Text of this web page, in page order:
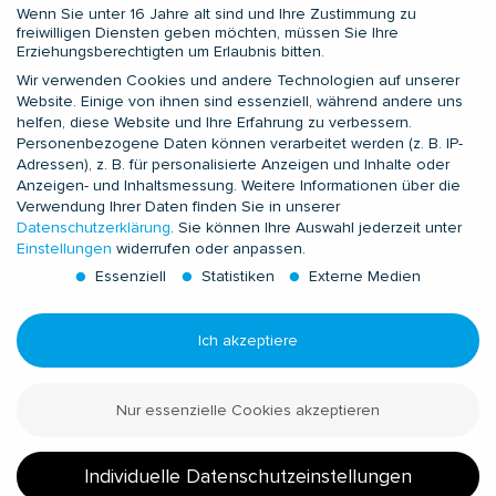
Application Engineering
Field Service
Zusatzleistungen
Prüfdienstleistungen
Prüflabor LIMALAB
KONTAKTE
Europa und Nordafrika
Subsahara-Afrika
Indien und Golfstaaten
Süd- und Zentralamerika
© LISEGA SE 2026
Wenn Sie unter 16 Jahre alt sind und Ihre Zustimmung zu
freiwilligen Diensten geben möchten, müssen Sie Ihre
Erziehungsberechtigten um Erlaubnis bitten.
Wir verwenden Cookies und andere Technologien auf unserer
Website. Einige von ihnen sind essenziell, während andere uns
helfen, diese Website und Ihre Erfahrung zu verbessern.
Personenbezogene Daten können verarbeitet werden (z. B. IP-
Adressen), z. B. für personalisierte Anzeigen und Inhalte oder
Anzeigen- und Inhaltsmessung. Weitere Informationen über die
Verwendung Ihrer Daten finden Sie in unserer
Datenschutzerklärung. Sie können Ihre Auswahl jederzeit unter
Einstellungen widerrufen oder anpassen.
Essenziell
Statistiken Externe Medien
Ich akzeptiere
Nur essenzielle Cookies akzeptieren
Individuelle Datenschutzeinstellungen